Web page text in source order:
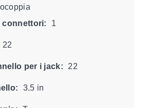
connettori:
1
22
per i jack: 22
3.5 in